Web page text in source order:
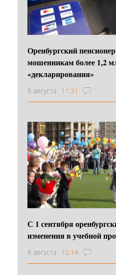
Оренбургский
мошенникам более 1,2
«декларирования»
8 августа 11:31
С 1 сентября
изменения в учебной
8 августа 10:14